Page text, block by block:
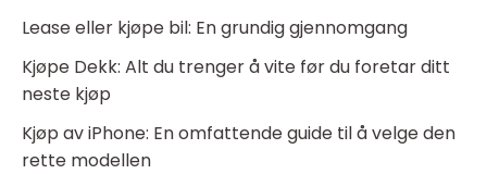
Lease eller kjøpe bil: En grundig gjennomgang
Kjøpe Dekk: Alt du trenger å vite før du foretar ditt
neste kjøp
Kjøp av iPhone: En omfattende guide til å velge den
rette modellen